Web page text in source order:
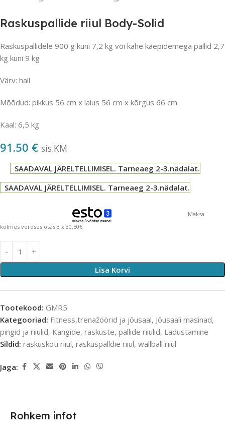
Raskuspallide riiul Body-Solid
Raskuspallidele 900 g kuni 7,2 kg või kahe käepidemega pallid 2,7
kg kuni 9 kg
Värv: hall
Mõõdud: pikkus 56 cm x laius 56 cm x kõrgus 66 cm
Kaal: 6,5 kg
91.50 € sis.KM
SAADAVAL JÄRELTELLIMISEL. Tarneaeg 2-3.nädalat.
SAADAVAL JÄRELTELLIMISEL. Tarneaeg 2-3.nädalat.
Maksa
kolmes võrdses osas 3 x 30.50€
Lisa Korvi
Tootekood: GMR5
Kategooriad: Fitness,trenažöörid ja jõusaal, Jõusaali masinad,
pingid ja riiulid, Kangide, raskuste, pallide riiulid, Ladustamine
Sildid: raskuskoti riiul, raskuspalldie riiul, wallball riiul
Jaga:
Rohkem infot